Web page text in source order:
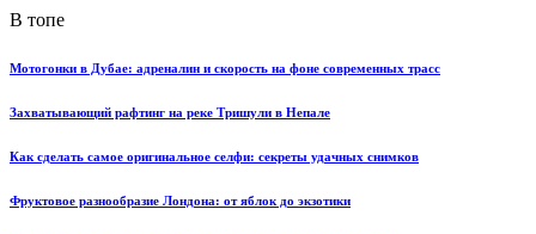
В топе
Мотогонки в Дубае: адреналин и скорость на фоне современных трасс
Захватывающий рафтинг на реке Тришули в Непале
Как сделать самое оригинальное селфи: секреты удачных снимков
Фруктовое разнообразие Лондона: от яблок до экзотики